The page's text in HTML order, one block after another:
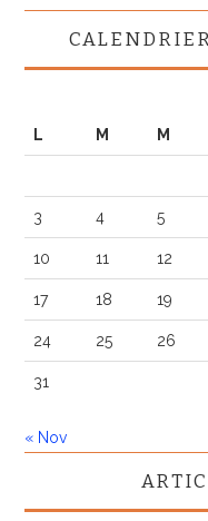
L
M M
3 4 5
10 11 12
17 18 19
24 25 26
31
« Nov